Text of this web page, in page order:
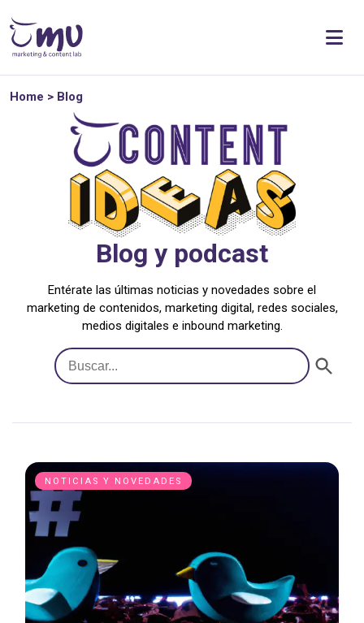
Home > Blog
Blog y podcast
Entérate las últimas noticias y novedades sobre el
marketing de contenidos, marketing digital, redes sociales,
medios digitales e inbound marketing.
Buscar:
NOTICIAS Y NOVEDADES